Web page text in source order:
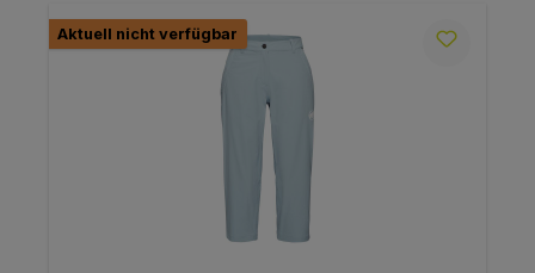
Aktuell nicht verfügbar